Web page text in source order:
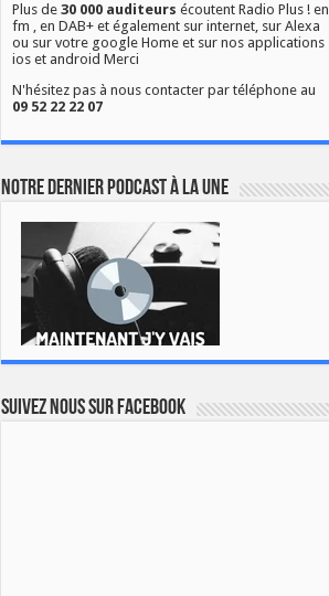
Plus de 30 000 auditeurs écoutent Radio Plus ! en
fm , en DAB+ et également sur internet, sur Alexa
ou sur votre google Home et sur nos applications
ios et android Merci
N'hésitez pas à nous contacter par téléphone au
09 52 22 22 07
Notre dernier podcast à la une
Suivez nous sur Facebook